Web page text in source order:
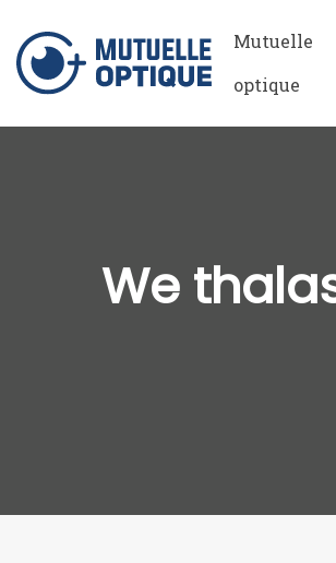
Mutuelle
optique
We